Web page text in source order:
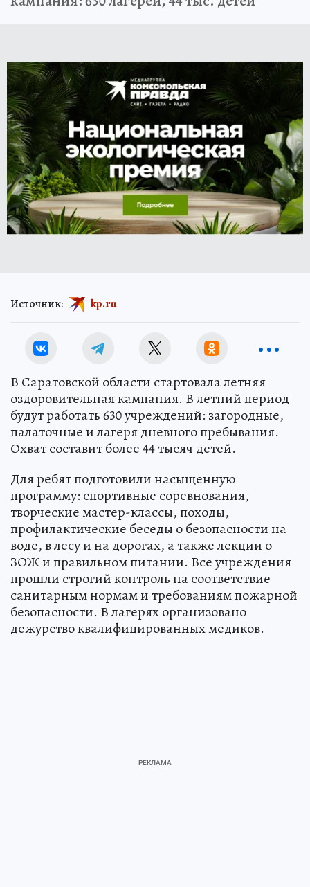
Источник: kp.ru
В Саратовской области стартовала летняя
оздоровительная кампания. В летний период
будут работать 630 учреждений: загородные,
палаточные и лагеря дневного пребывания.
Охват составит более 44 тысяч детей.
Для ребят подготовили насыщенную
программу: спортивные соревнования,
творческие мастер-классы, походы,
профилактические беседы о безопасности на
воде, в лесу и на дорогах, а также лекции о
ЗОЖ и правильном питании. Все учреждения
прошли строгий контроль на соответствие
санитарным нормам и требованиям пожарной
безопасности. В лагерях организовано
дежурство квалифицированных медиков.